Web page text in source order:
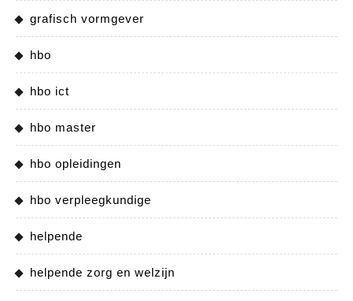
grafisch vormgever
hbo
hbo ict
hbo master
hbo opleidingen
hbo verpleegkundige
helpende
helpende zorg en welzijn